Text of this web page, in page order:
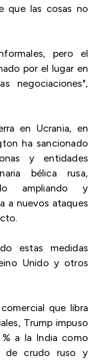
que las cosas no
pero el
por el lugar en
negociaciones",
en Ucrania, en
ha sancionado
y entidades
bélica rusa,
ampliando y
a nuevos ataques
estas medidas
Unido y otros
que libra
Trump impuso
a la India como
de crudo ruso y